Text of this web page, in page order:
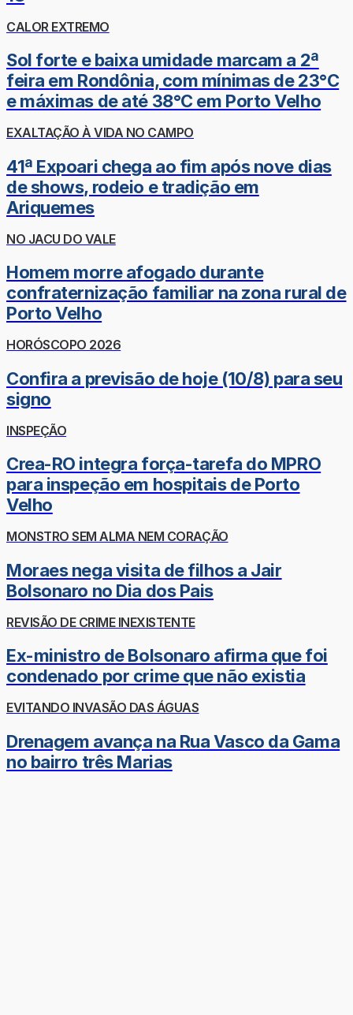
CALOR EXTREMO
Sol forte e baixa umidade marcam a 2ª
feira em Rondônia, com mínimas de 23°C
e máximas de até 38°C em Porto Velho
EXALTAÇÃO À VIDA NO CAMPO
41ª Expoari chega ao fim após nove dias
de shows, rodeio e tradição em
Ariquemes
NO JACU DO VALE
Homem morre afogado durante
confraternização familiar na zona rural de
Porto Velho
HORÓSCOPO 2026
Confira a previsão de hoje (10/8) para seu
signo
INSPEÇÃO
Crea-RO integra força-tarefa do MPRO
para inspeção em hospitais de Porto
Velho
MONSTRO SEM ALMA NEM CORAÇÃO
Moraes nega visita de filhos a Jair
Bolsonaro no Dia dos Pais
REVISÃO DE CRIME INEXISTENTE
Ex-ministro de Bolsonaro afirma que foi
condenado por crime que não existia
EVITANDO INVASÃO DAS ÁGUAS
Drenagem avança na Rua Vasco da Gama
no bairro três Marias